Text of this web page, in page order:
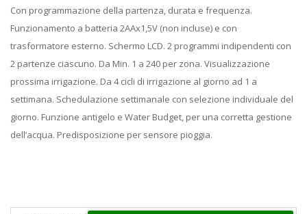
Con programmazione della partenza, durata e frequenza.
Funzionamento a batteria 2AAx1,5V (non incluse) e con
trasformatore esterno. Schermo LCD. 2 programmi indipendenti con
2 partenze ciascuno. Da Min. 1 a 240 per zona. Visualizzazione
prossima irrigazione. Da 4 cicli di irrigazione al giorno ad 1 a
settimana. Schedulazione settimanale con selezione individuale del
giorno. Funzione antigelo e Water Budget, per una corretta gestione
dell’acqua. Predisposizione per sensore pioggia.